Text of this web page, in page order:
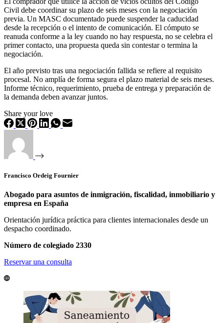
Civil debe coordinar su plazo de seis meses con la negociación
previa. Un MASC documentado puede suspender la caducidad
desde la recepción o el intento de comunicación. El cómputo se
reanuda conforme a la ley cuando no hay respuesta, no se celebra el
primer contacto, una propuesta queda sin contestar o termina la
negociación.
El año previsto tras una negociación fallida se refiere al requisito
procesal. No amplía de forma segura el plazo material de seis meses.
Informe técnico, requerimiento, prueba de entrega y preparación de
la demanda deben avanzar juntos.
Share your love
Francisco Ordeig Fournier
Abogado para asuntos de inmigración, fiscalidad, inmobiliario y
empresa en España
Orientación jurídica práctica para clientes internacionales desde un
despacho coordinado.
Número de colegiado 2330
Reservar una consulta